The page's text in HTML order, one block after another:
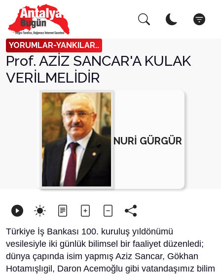
YORUMLAR-YANKILAR..
Prof. AZİZ SANCAR'A KULAK
VERİLMELİDİR
NURİ GÜRGÜR
Türkiye İş Bankası 100. kuruluş yıldönümü
vesilesiyle iki günlük bilimsel bir faaliyet düzenledi;
dünya çapında isim yapmış Aziz Sancar, Gökhan
Hotamışlıgil, Daron Acemoğlu gibi vatandaşımız bilim
Arama Yap! Kapat